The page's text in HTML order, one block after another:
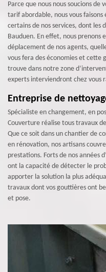
Parce que nous nous soucions
tarif abordable, nous vous
certains de nos services, dont les
Bauduen. En effet, nous prenons
déplacement de nos agents,
vous fera des économies et cette
trouve dans notre zone
experts interviendront chez vous
Entreprise de
Spécialiste en changement, en
Couverture réalise tous travaux
Que ce soit dans un chantier de
en rénovation, nos artisans
prestations. Forts de nos années
ont la capacité de détecter le
apporter la solution la plus
travaux dont vos gouttières ont
et pose.